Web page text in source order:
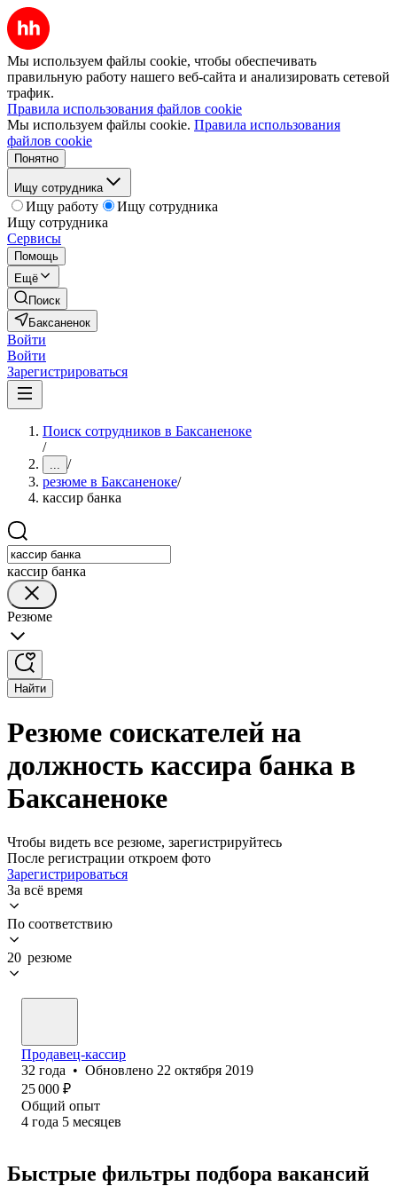
Мы используем файлы cookie, чтобы обеспечивать
правильную работу нашего веб-сайта и анализировать сетевой
трафик.
Правила использования файлов cookie
Мы используем файлы cookie. Правила использования
файлов cookie
Понятно
Ищу сотрудника
Ищу работу
Ищу сотрудника
Ищу сотрудника
Сервисы
Помощь
Ещё
Поиск
Баксаненок
Войти
Войти
Зарегистрироваться
Поиск сотрудников в Баксаненоке
/
... /
резюме в Баксаненоке/
кассир банка
кассир банка
Резюме
Найти
Резюме соискателей на
должность кассира банка в
Баксаненоке
Чтобы видеть все резюме, зарегистрируйтесь
После регистрации откроем фото
Зарегистрироваться
За всё время
По соответствию
20 резюме
Продавец-кассир
32 года • Обновлено 22 октября 2019
25 000 ₽
Общий опыт
4 года 5 месяцев
Быстрые фильтры подбора вакансий